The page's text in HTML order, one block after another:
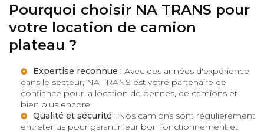
Pourquoi choisir NA TRANS pour
votre location de camion
plateau ?
Expertise reconnue : Avec des années d'expérience
dans le secteur, NA TRANS est votre partenaire de
confiance pour la location de bennes, de camions et
bien plus encore.
Qualité et sécurité : Nos camions sont régulièrement
entretenus pour garantir leur bon fonctionnement et